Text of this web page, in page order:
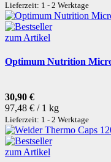
Lieferzeit: 1 - 2 Werktage
zum Artikel
Optimum Nutrition
30,90 €
97,48 € / 1 kg
Lieferzeit: 1 - 2 Werktage
zum Artikel